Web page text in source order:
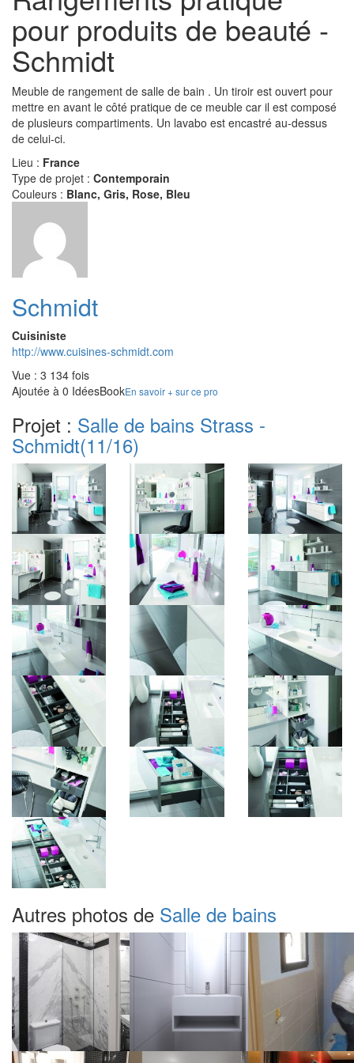
pour produits de beauté -
Schmidt
Meuble de rangement de salle de bain . Un tiroir est ouvert pour
mettre en avant le côté pratique de ce meuble car il est composé
de plusieurs compartiments. Un lavabo est encastré au-dessus
de celui-ci.
Lieu : France
Type de projet : Contemporain
Couleurs : Blanc, Gris, Rose, Bleu
Schmidt
Cuisiniste
http://www.cuisines-schmidt.com
Vue : 3 134 fois
Ajoutée à 0 IdéesBookEn savoir + sur ce pro
Projet : Salle de bains Strass -
Schmidt(11/16)
Autres photos de Salle de bains